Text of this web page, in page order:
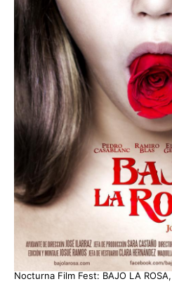
Nocturna Film Fest: BAJO LA